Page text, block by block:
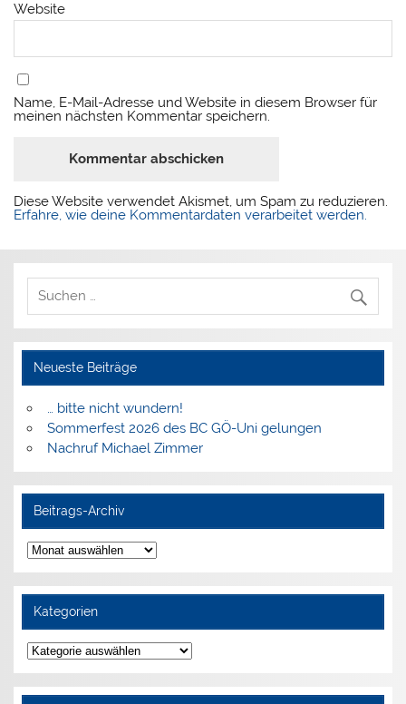
Website
Name, E-Mail-Adresse und Website in diesem Browser für
meinen nächsten Kommentar speichern.
Diese Website verwendet Akismet, um Spam zu reduzieren.
Erfahre, wie deine Kommentardaten verarbeitet werden.
Neueste Beiträge
… bitte nicht wundern!
Sommerfest 2026 des BC GÖ-Uni gelungen
Nachruf Michael Zimmer
Beitrags-Archiv
Beitrags-
Archiv
Kategorien
Kategorien